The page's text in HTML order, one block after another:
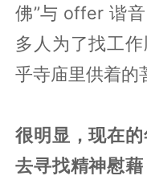
佛”与 offer 谐
多人为了找工
乎寺庙里供着的
很明显，现在
去寻找精神慰藉